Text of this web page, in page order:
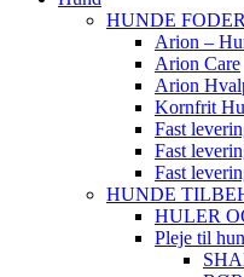
HUNDE FODER
Arion –
Arion Care
Arion
Kornfrit
Fast
Fast
Fast
HUNDE
HULER
Pleje til